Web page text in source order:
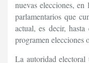
nuevas elecciones,
parlamentarios que
actual, es decir,
programen elecciones
La autoridad